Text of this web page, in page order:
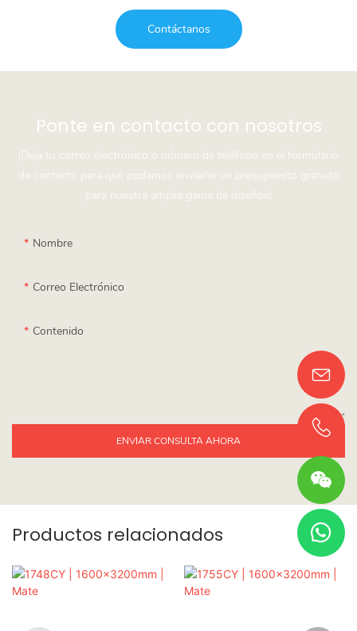
Contáctanos
Ponte en contacto con nosotros
¡Deja tu correo electrónico o número de teléfono en el formulario
de contacto para que podamos enviarte un presupuesto gratuito
para nuestra amplia gama de diseños!
Nombre
Correo Electrónico
Contenido
ENVIAR CONSULTA AHORA
Productos relacionados